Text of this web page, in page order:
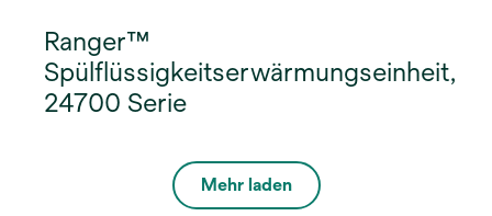
Ranger™
Spülflüssigkeitserwärmungseinheit,
24700 Serie
Mehr laden